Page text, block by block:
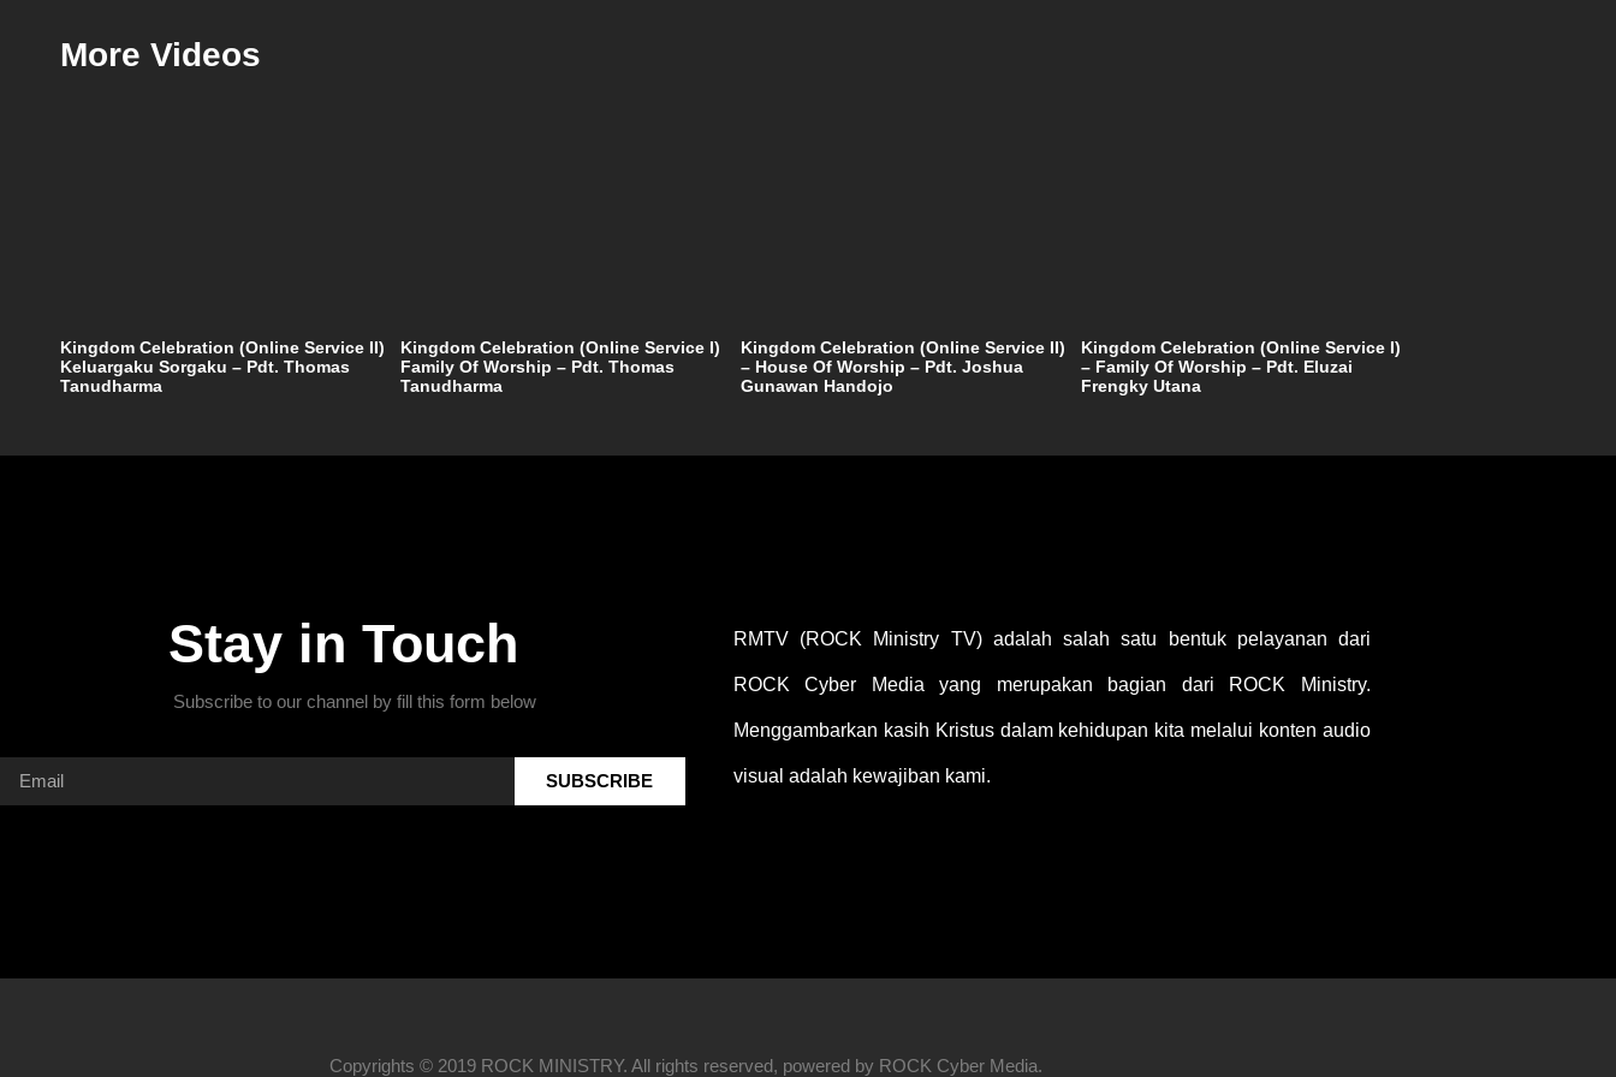
More Videos
Kingdom Celebration (Online Service II)
Keluargaku Sorgaku – Pdt. Thomas
Tanudharma
Kingdom Celebration (Online Service I)
Family Of Worship – Pdt. Thomas
Tanudharma
Kingdom Celebration (Online Service II)
– House Of Worship – Pdt. Joshua
Gunawan Handojo
Kingdom Celebration (Online Service I)
– Family Of Worship – Pdt. Eluzai
Frengky Utana
Stay in Touch
Subscribe to our channel by fill this form below
SUBSCRIBE
RMTV (ROCK Ministry TV) adalah salah satu bentuk pelayanan dari
ROCK Cyber Media yang merupakan bagian dari ROCK Ministry.
Menggambarkan kasih Kristus dalam kehidupan kita melalui konten audio
visual adalah kewajiban kami.
Copyrights © 2019 ROCK MINISTRY. All rights reserved, powered by ROCK Cyber Media.